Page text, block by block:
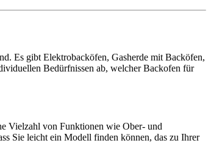
Es gibt Elektrobacköfen, Gasherde mit Backöfen,
Bedürfnissen ab, welcher Backofen für
Vielzahl von Funktionen wie Ober- und
Sie leicht ein Modell finden können, das zu Ihrer